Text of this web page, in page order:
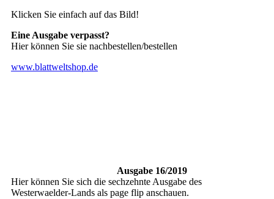
Klicken Sie einfach auf das Bild!
Eine Ausgabe verpasst?
Hier können Sie sie nachbestellen/bestellen
www.blattweltshop.de
Ausgabe 16/2019
Hier können Sie sich die sechzehnte Ausgabe des
Westerwaelder-Lands als page flip anschauen.